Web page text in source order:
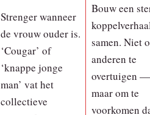
Strenger wanneer
de vrouw ouder is.
‘Cougar’ of
‘knappe jonge
man’ vat het
collectieve
Bouw een
samen. Niet
anderen te
overtuigen —
maar om te
voorkomen